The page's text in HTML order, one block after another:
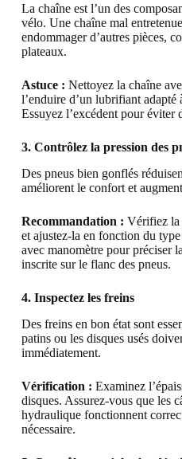
La chaîne est l’un des
vélo. Une chaîne mal
endommager d’autres pièces,
plateaux.
Astuce : Nettoyez la chaîne
l’enduire d’un lubrifiant adapté
Essuyez l’excédent pour éviter
3. Contrôlez la pression des
Des pneus bien gonflés
améliorent le confort et
Recommandation : Vérifiez la
et ajustez-la en fonction du
avec manomètre pour préciser
inscrite sur le flanc des pneus.
4. Inspectez les freins
Des freins en bon état sont
patins ou les disques usés
immédiatement.
Vérification : Examinez
disques. Assurez-vous que les
hydraulique fonctionnent
nécessaire.